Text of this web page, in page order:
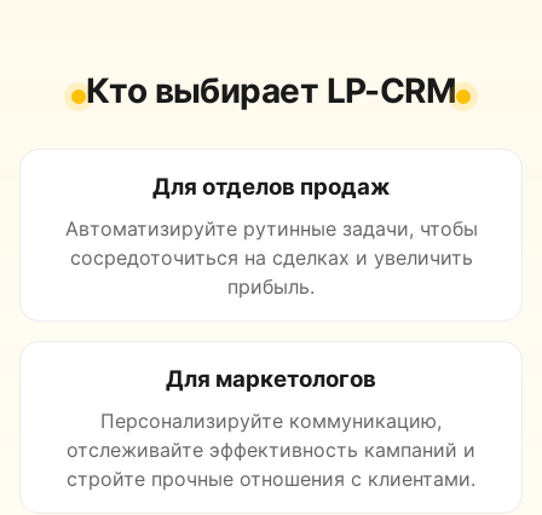
Кто выбирает LP-CRM
Для отделов продаж
Автоматизируйте рутинные задачи, чтобы
сосредоточиться на сделках и увеличить
прибыль.
Для маркетологов
Персонализируйте коммуникацию,
отслеживайте эффективность кампаний и
стройте прочные отношения с клиентами.